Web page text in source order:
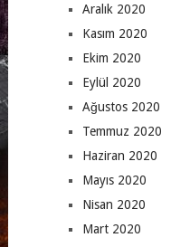
Aralık 2020
Kasım 2020
Ekim 2020
Eylül 2020
Ağustos 2020
Temmuz 2020
Haziran 2020
Mayıs 2020
Nisan 2020
Mart 2020